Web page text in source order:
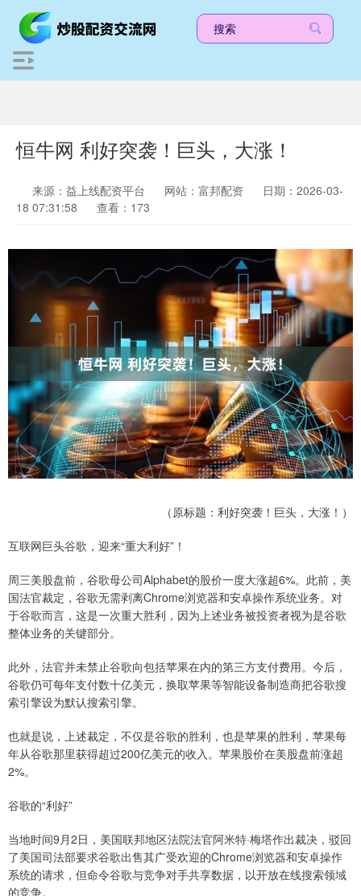
恒牛网 利好突袭！巨头，大涨！
来源：益上线配资平台 网站：富邦配资
日期：2026-03-
18 07:31:58
查看：173
（原标题：利好突袭！巨头，大涨！）
互联网巨头谷歌，迎来“重大利好”！
周三美股盘前，谷歌母公司Alphabet的股价一度大涨超6%。此前，美
国法官裁定，谷歌无需剥离Chrome浏览器和安卓操作系统业务。对
于谷歌而言，这是一次重大胜利，因为上述业务被投资者视为是谷歌
整体业务的关键部分。
此外，法官并未禁止谷歌向包括苹果在内的第三方支付费用。今后，
谷歌仍可每年支付数十亿美元，换取苹果等智能设备制造商把谷歌搜
索引擎设为默认搜索引擎。
也就是说，上述裁定，不仅是谷歌的胜利，也是苹果的胜利，苹果每
年从谷歌那里获得超过200亿美元的收入。苹果股价在美股盘前涨超
2%。
谷歌的“利好”
当地时间9月2日，美国联邦地区法院法官阿米特·梅塔作出裁决，驳回
了美国司法部要求谷歌出售其广受欢迎的Chrome浏览器和安卓操作
系统的请求，但命令谷歌与竞争对手共享数据，以开放在线搜索领域
的竞争。